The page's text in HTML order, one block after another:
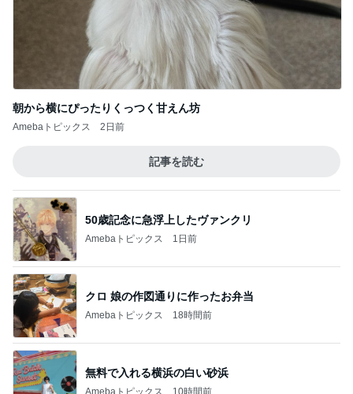
朝から横にぴったりくっつく甘えん坊
Amebaトピックス 2日前
記事を読む
50歳記念に急浮上したヴァンクリ
Amebaトピックス 1日前
クロ 娘の作図通りに作ったお弁当
Amebaトピックス 18時間前
無料で入れる横浜の白い砂浜
Amebaトピックス 10時間前